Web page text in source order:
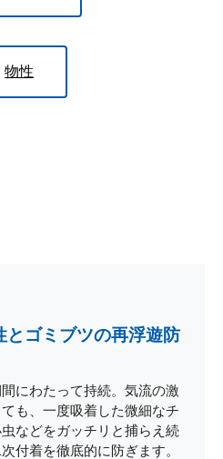
物性
とゴミブツの再浮遊防
にわたって持続。気流の激
も、一度吸着した微細なチ
などをガッチリと捕らえ続
付着を徹底的に防ぎます。